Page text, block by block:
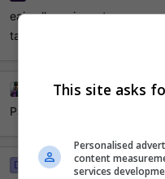
eai velho , vi que tu compro
tactics?
Vaynard 29 Agosto 2011
Parabéns!
D Dalton Trevizan 15 Abril
This site asks
Personalised
content
services